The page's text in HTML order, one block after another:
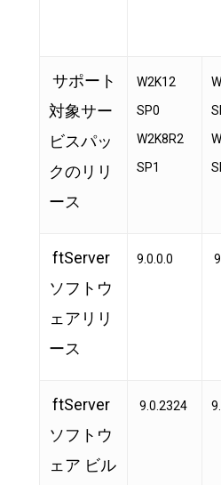
サポート
対象サー
ビスパッ
クのリリ
ース
W2K12
SP0
W2K8R2
SP1
ftServer
ソフトウ
ェアリリ
ース
9.0.0.0
ftServer
ソフトウ
ェア ビル
9.0.2324